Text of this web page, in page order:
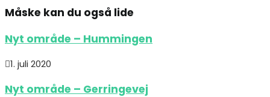
Måske kan du også lide
Nyt område – Hummingen
1. juli 2020
Nyt område – Gerringevej